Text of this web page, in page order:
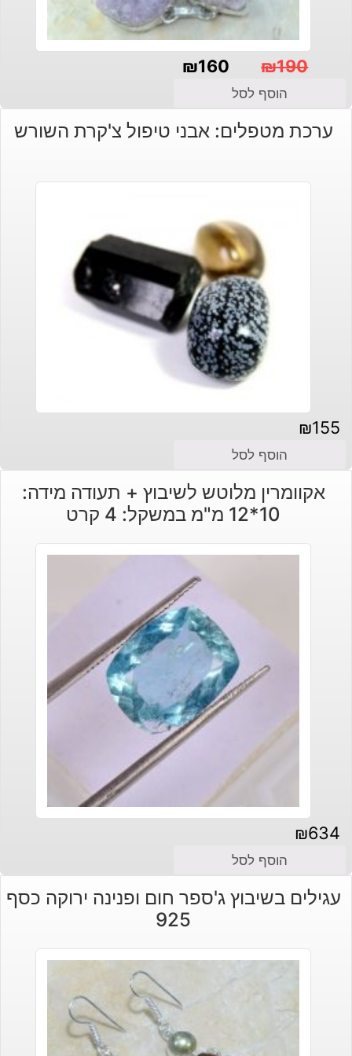
₪190
המקורי
היה:
₪160
הנוכחי
הוא:
הוסף לסל
ערכת מטפלים: אבני טיפול צ'קרת השורש
₪155
הוסף לסל
אקוומרין מלוטש לשיבוץ + תעודה מידה:
10*12 מ"מ במשקל: 4 קרט
₪634
הוסף לסל
עגילים בשיבוץ ג'ספר חום ופנינה ירוקה כסף
925